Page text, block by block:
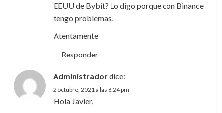
EEUU de Bybit? Lo digo porque con Binance
tengo problemas.
Atentamente
Responder
Administradordice:
2 octubre, 2021 a las 6:24 pm
Hola Javier,